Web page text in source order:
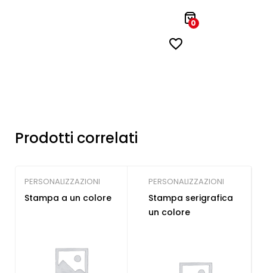
0
Prodotti correlati
PERSONALIZZAZIONI
Stampa a un colore
PERSONALIZZAZIONI
Stampa serigrafica
un colore